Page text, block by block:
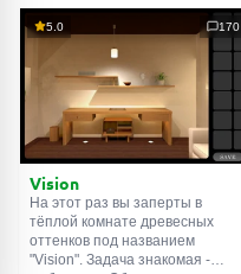
5.0 170
Vision
На этот раз вы заперты в
тёплой комнате древесных
оттенков под названием
"Vision". Задача знакомая -